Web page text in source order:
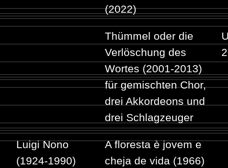
(2022)
Thümmel oder die
Verlöschung des
Wortes (2001-2013)
für gemischten Chor,
drei Akkordeons und
drei Schlagzeuger
Luigi Nono
(1924-1990)
A floresta è jovem e
cheja de vida (1966)